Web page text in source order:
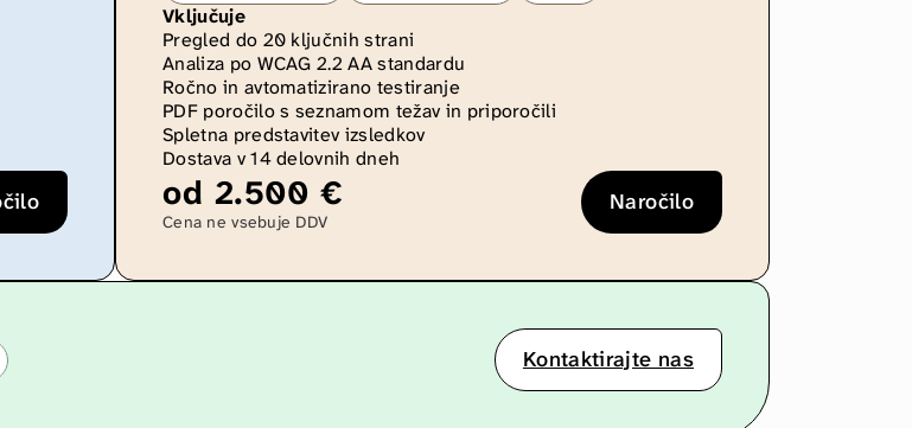
Vključuje
Pregled do 20 ključnih strani
Analiza po WCAG 2.2 AA standardu
Ročno in avtomatizirano testiranje
PDF poročilo s seznamom težav in priporočili
Spletna predstavitev izsledkov
Dostava v 14 delovnih dneh
od 2.500 €
Cena ne vsebuje DDV
Naročilo
Kontaktirajte nas